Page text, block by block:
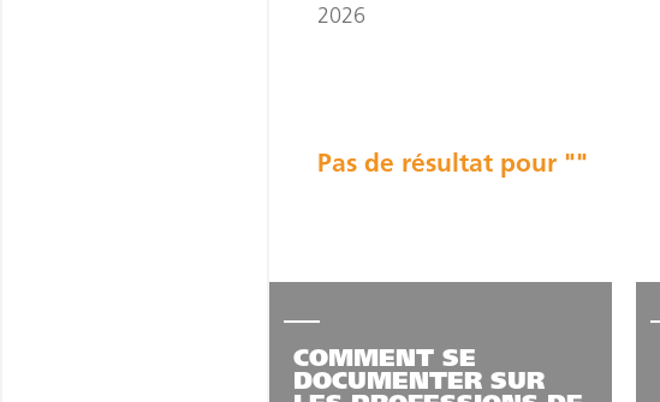
2026
Pas de résultat pour ""
COMMENT SE
DOCUMENTER SUR